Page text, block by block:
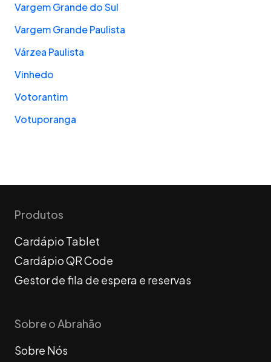
Vargem Grande do Sul
Vargem Grande Paulista
Várzea Paulista
Vinhedo
Votorantim
Votuporanga
Produtos
Cardápio Tablet
Cardápio QR Code
Gestor de fila de espera e reservas
Sobre o Abrahão
Sobre Nós